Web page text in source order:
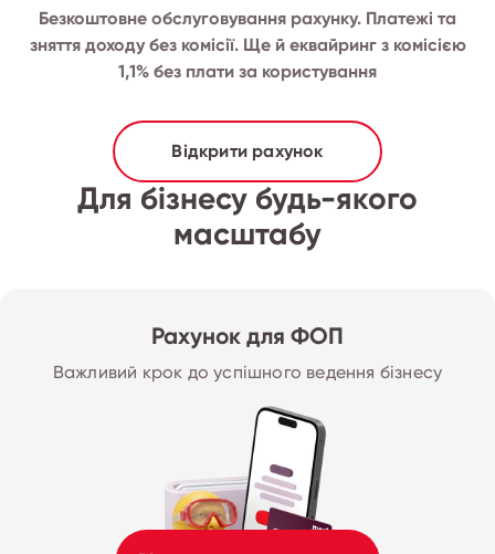
Безкоштовне обслуговування рахунку. Платежі та
зняття доходу без комісії. Ще й еквайринг з комісією
1,1% без плати за користування
Відкрити рахунок
Для бізнесу будь-якого
масштабу
Рахунок для ФОП
Важливий крок до успішного ведення бізнесу